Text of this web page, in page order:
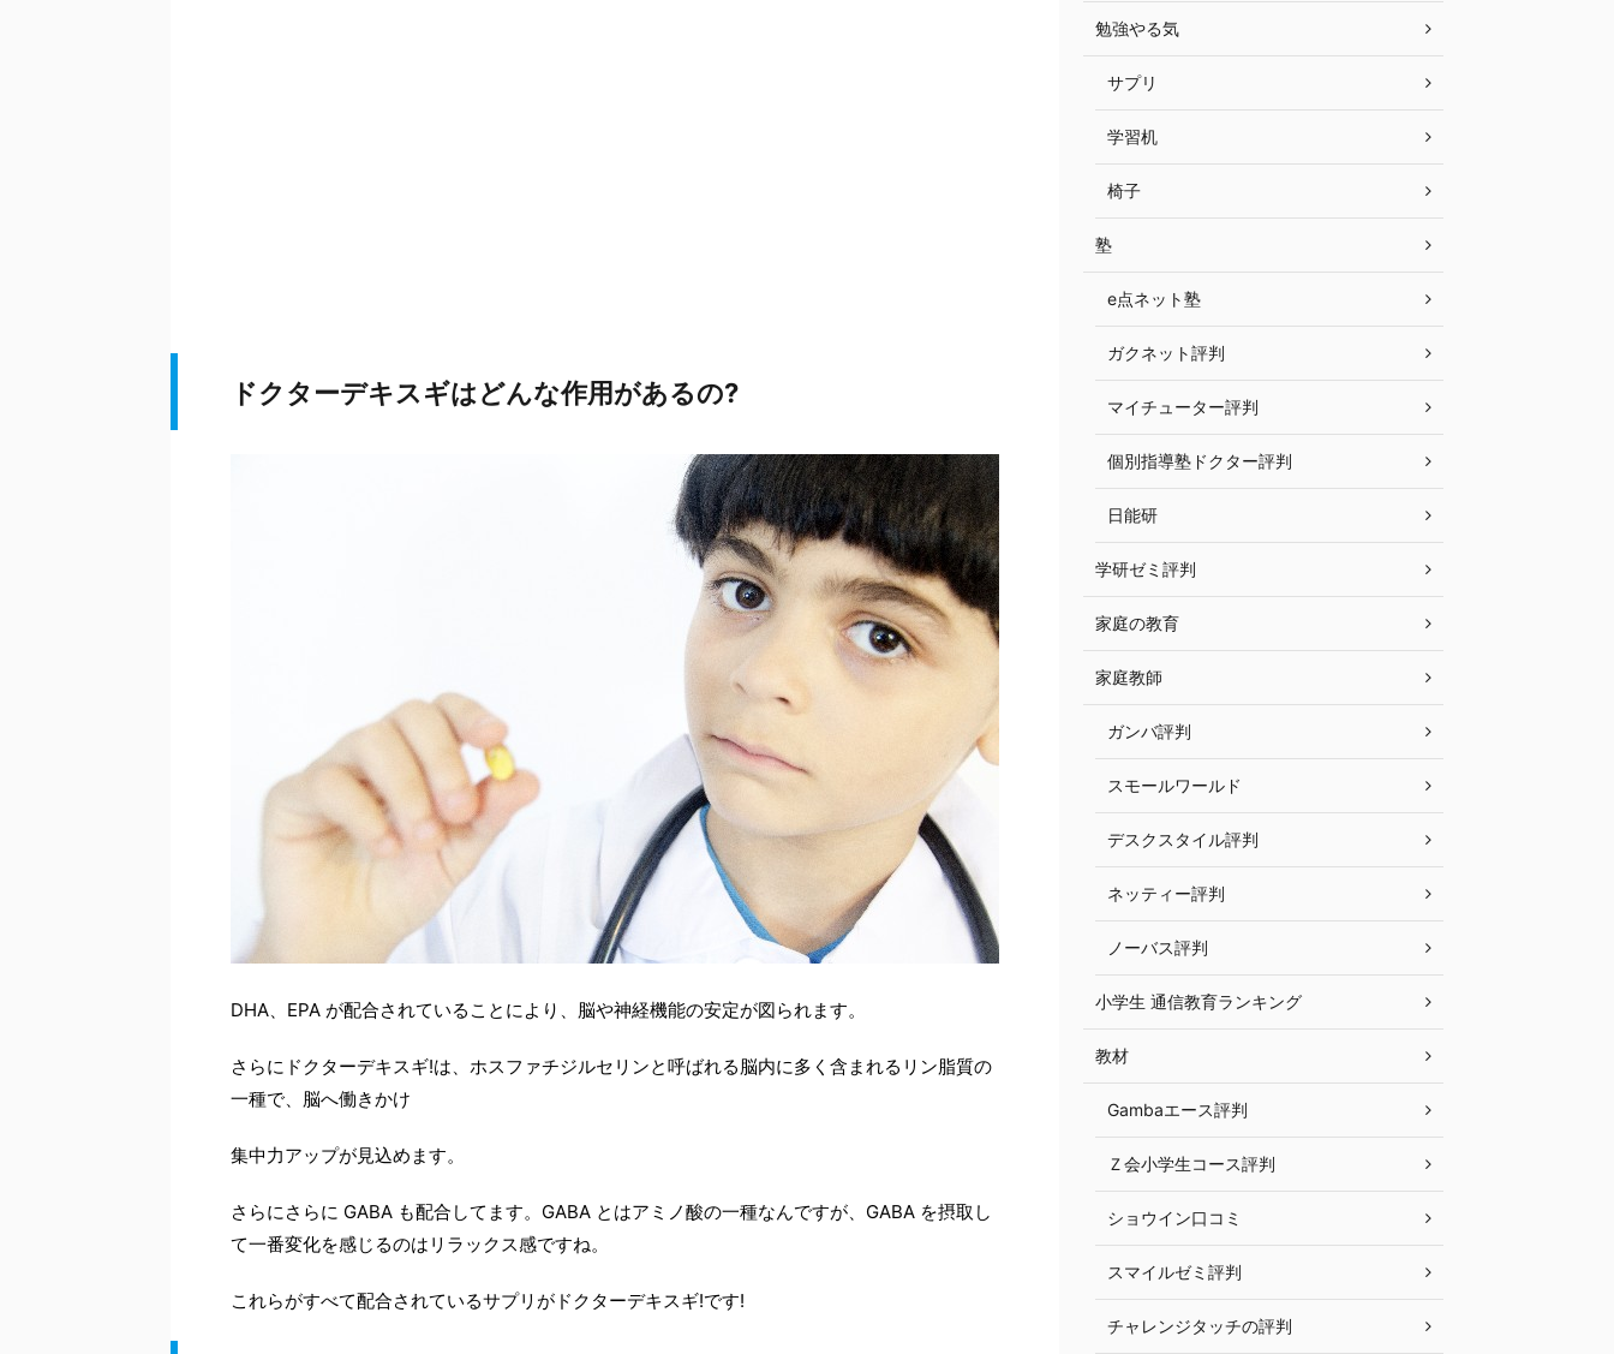
ドクターデキスギはどんな作用があるの?
DHA、 EPA が配合されていることにより、脳や神経機能の安定が図られます。
さらにドクターデキスギ!は、ホスファチジルセリンと呼ばれる脳内に多く含まれるリン脂質の
一種で、脳へ働きかけ
集中力アップが見込めます。
さらにさらに GABA も配合してます。 GABA とはアミノ酸の一種なんですが、 GABA を摂取し
て一番変化を感じるのはリラックス感ですね。
これらがすべて配合されているサプリがドクターデキスギ!です!
勉強やる気
サプリ
学習机
椅子
塾
e点ネット塾
ガクネット評判
マイチューター評判
個別指導塾ドクター評判
日能研
学研ゼミ評判
家庭の教育
家庭教師
ガンバ評判
スモールワールド
デスクスタイル評判
ネッティー評判
ノーバス評判
小学生 通信教育ランキング
教材
Gambaエース評判
Ｚ会小学生コース評判
ショウイン口コミ
スマイルゼミ評判
チャレンジタッチの評判